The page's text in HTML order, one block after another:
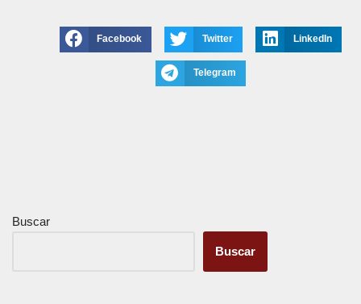
Facebook Twitter LinkedIn
Telegram
Buscar
Buscar